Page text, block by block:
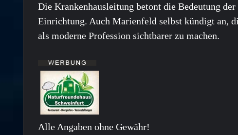
Die Krankenhausleitung betont die Bedeutung
Einrichtung. Auch Marienfeld selbst kündigt an,
als moderne Profession sichtbarer zu machen.
Alle Angaben ohne Gewähr!